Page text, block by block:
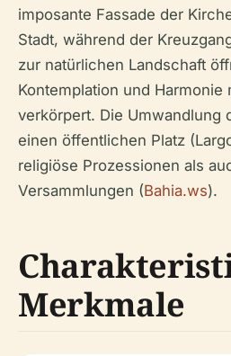
imposante Fassade der
Stadt, während der
zur natürlichen Landschaft
Kontemplation und Harmonie
verkörpert. Die Umwandlung
einen öffentlichen Platz
religiöse Prozessionen als
Versammlungen (Bahia.ws).
Merkmale